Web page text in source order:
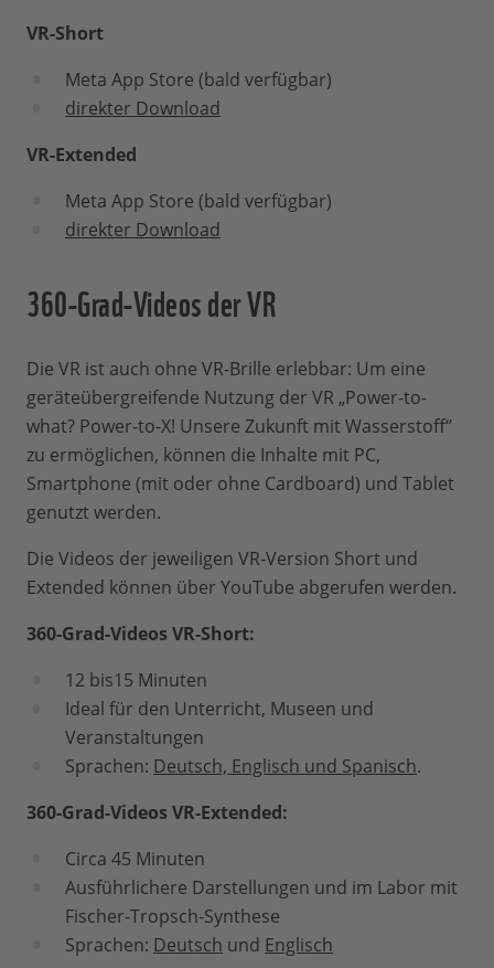
VR-Short
Meta App Store (bald verfügbar)
direkter Download
VR-Extended
Meta App Store (bald verfügbar)
direkter Download
360-Grad-Videos der VR
Die VR ist auch ohne VR-Brille erlebbar: Um eine
geräteübergreifende Nutzung der VR „Power-to-
what? Power-to-X! Unsere Zukunft mit Wasserstoff“
zu ermöglichen, können die Inhalte mit PC,
Smartphone (mit oder ohne Cardboard) und Tablet
genutzt werden.
Die Videos der jeweiligen VR-Version Short und
Extended können über YouTube abgerufen werden.
360-Grad-Videos VR-Short:
12 bis15 Minuten
Ideal für den Unterricht, Museen und
Veranstaltungen
Sprachen: Deutsch, Englisch und Spanisch.
360-Grad-Videos VR-Extended:
Circa 45 Minuten
Ausführlichere Darstellungen und im Labor mit
Fischer-Tropsch-Synthese
Sprachen: Deutsch und Englisch